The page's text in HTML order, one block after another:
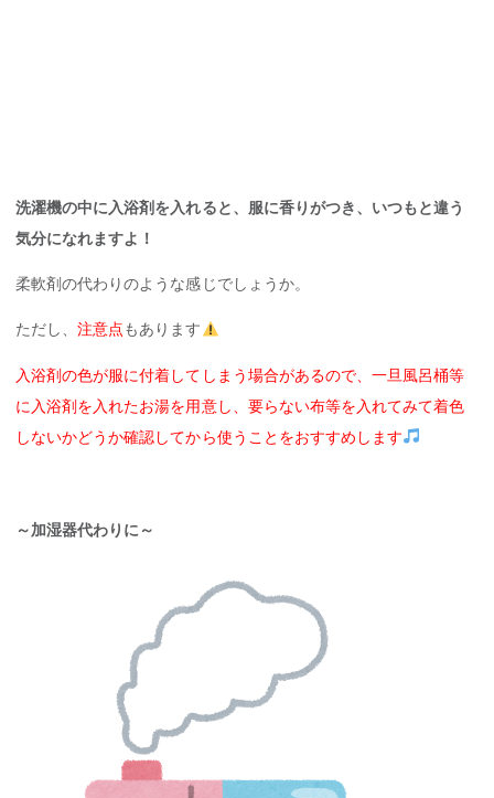
洗濯機の中に入浴剤を入れると、服に香りがつき、いつもと違う
気分になれますよ！
柔軟剤の代わりのような感じでしょうか。
ただし、注意点もあります
入浴剤の色が服に付着してしまう場合があるので、一旦風呂桶等
に入浴剤を入れたお湯を用意し、要らない布等を入れてみて着色
しないかどうか確認してから使うことをおすすめします
～加湿器代わりに～